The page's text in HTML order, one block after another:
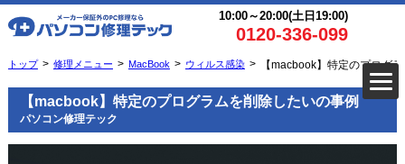
10:00～20:00(土日19:00)
0120-336-099
トップ 修理メニュー MacBook ウィルス感染 【macbook】特定のプログ
【macbook】特定のプログラムを削除したいの事例
パソコン修理テック